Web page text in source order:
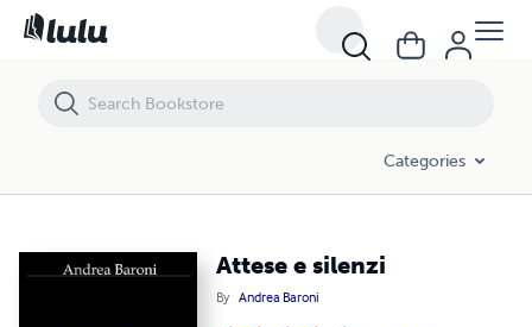
Categories
Attese e silenzi
By Andrea Baroni
Attese e silenzi